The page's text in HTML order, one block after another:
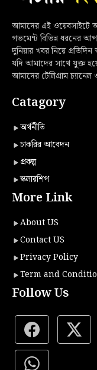
আমাদের এই ওয়েবসাইটে
গভমেন্ট বিভিন্ন ধরনের
দুনিয়ার খবর নিয়ে
যদি আমাদের সাথে যুক্ত
আমাদের টেলিগ্রাম
Catagory
অর্থনীতি
চাকরির আবেদন
প্রকল্প
স্কলারশিপ
More Link
About US
Contact US
Privacy Policy
Term and
Follow Us